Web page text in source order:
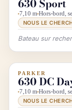
630 Sport
7,10 m Hors-bord,
NOUS LE
Bateau sur
INFO &
PARKER
630 DC
7,10 m Hors-bord,
NOUS LE